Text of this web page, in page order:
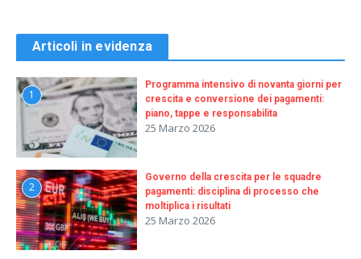
Articoli in evidenza
1
Programma intensivo di novanta giorni per
crescita e conversione dei pagamenti:
piano, tappe e responsabilita
25 Marzo 2026
2
Governo della crescita per le squadre
pagamenti: disciplina di processo che
moltiplica i risultati
25 Marzo 2026